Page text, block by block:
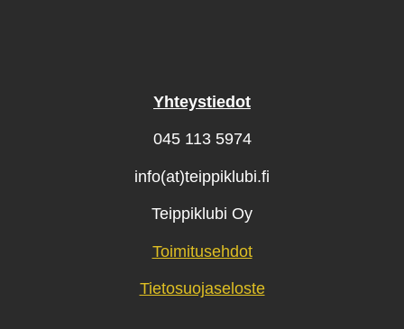
Yhteystiedot
045 113 5974
info(at)teippiklubi.fi
Teippiklubi Oy
Toimitusehdot
Tietosuojaseloste